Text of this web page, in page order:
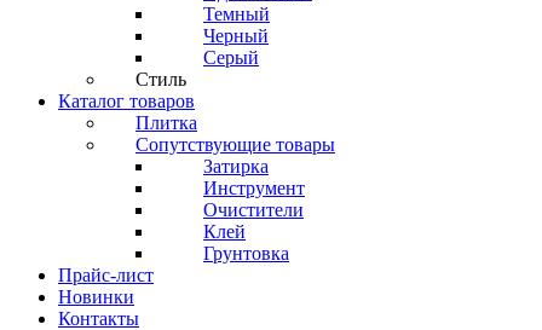
Темный
Черный
Серый
Стиль
Каталог товаров
Плитка
Сопутствующие товары
Затирка
Инструмент
Очистители
Клей
Грунтовка
Прайс-лист
Новинки
Контакты